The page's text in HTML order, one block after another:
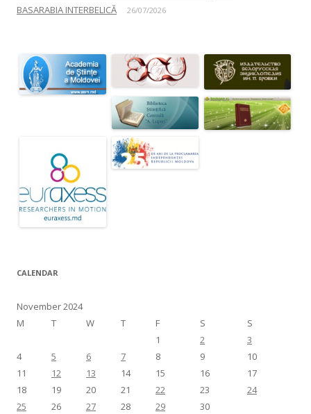
BASARABIA INTERBELICĂ 26/07/2026
CALENDAR
November 2024
M
T W T F S S
1 2
3
4
5 6 7 8 9
10
11
12 13 14 15 16
17
18
19 20 21 22 23
24
25
26 27 28 29 30